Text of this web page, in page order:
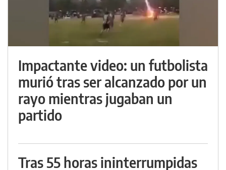
Impactante video: un futbolista
murió tras ser alcanzado por un
rayo mientras jugaban un
partido
Tras 55 horas ininterrumpidas